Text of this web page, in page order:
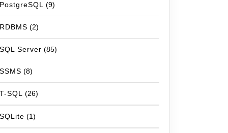
PostgreSQL (9)
RDBMS (2)
SQL Server (85)
SSMS (8)
T-SQL (26)
SQLite (1)